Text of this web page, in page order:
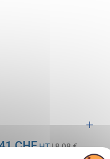
CHFHT| 8,08 €